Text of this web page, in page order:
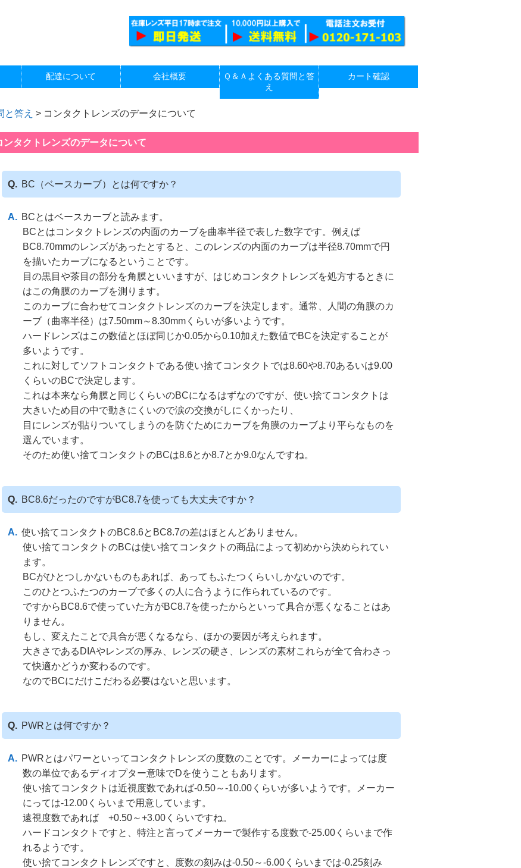
配達について 会社概要
Ｑ＆Ａよくある質問と答
え
カート確認
と答え > コンタクトレンズのデータについて
ンタクトレンズのデータについて
BC（ベースカーブ）とは何ですか？
BCとはベースカーブと読みます。
BCとはコンタクトレンズの内面のカーブを曲率半径で表した数字です。例えば
BC8.70mmのレンズがあったとすると、このレンズの内面のカーブは半径8.70mmで円
を描いたカーブになるということです。
目の黒目や茶目の部分を角膜といいますが、はじめコンタクトレンズを処方するときに
はこの角膜のカーブを測ります。
このカーブに合わせてコンタクトレンズのカーブを決定します。通常、人間の角膜のカ
ーブ（曲率半径）は7.50mm～8.30mmくらいが多いようです。
ハードレンズはこの数値とほぼ同じか0.05から0.10加えた数値でBCを決定することが
多いようです。
これに対してソフトコンタクトである使い捨てコンタクトでは8.60や8.70あるいは9.00
くらいのBCで決定します。
これは本来なら角膜と同じくらいのBCになるはずなのですが、使い捨てコンタクトは
大きいため目の中で動きにくいので涙の交換がしにくかったり、
目にレンズが貼りついてしまうのを防ぐためにカーブを角膜のカーブより平らなものを
選んでいます。
そのため使い捨てコンタクトのBCは8.6とか8.7とか9.0なんですね。
BC8.6だったのですがBC8.7を使っても大丈夫ですか？
使い捨てコンタクトのBC8.6とBC8.7の差はほとんどありません。
使い捨てコンタクトのBCは使い捨てコンタクトの商品によって初めから決められてい
ます。
BCがひとつしかないものもあれば、あってもふたつくらいしかないのです。
このひとつふたつのカーブで多くの人に合うように作られているのです。
ですからBC8.6で使っていた方がBC8.7を使ったからといって具合が悪くなることはあ
りません。
もし、変えたことで具合が悪くなるなら、ほかの要因が考えられます。
大きさであるDIAやレンズの厚み、レンズの硬さ、レンズの素材これらが全て合わさっ
て快適かどうか変わるのです。
なのでBCにだけこだわる必要はないと思います。
PWRとは何ですか？
PWRとはパワーといってコンタクトレンズの度数のことです。メーカーによっては度
数の単位であるディオプター意味でDを使うこともあります。
使い捨てコンタクトは近視度数であれば-0.50～-10.00くらいが多いようです。メーカー
にっては-12.00くらいまで用意しています。
遠視度数であれば +0.50～+3.00くらいですね。
ハードコンタクトですと、特注と言ってメーカーで製作する度数で-25.00くらいまで作
れるようです。
使い捨てコンタクトレンズですと、度数の刻みは-0.50～-6.00くらいまでは-0.25刻み